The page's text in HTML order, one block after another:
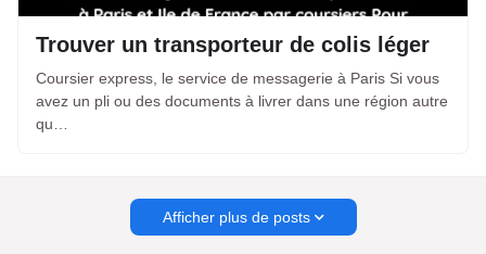
Trouver un transporteur de colis léger
Coursier express, le service de messagerie à Paris Si vous
avez un pli ou des documents à livrer dans une région autre
qu…
Afficher plus de posts